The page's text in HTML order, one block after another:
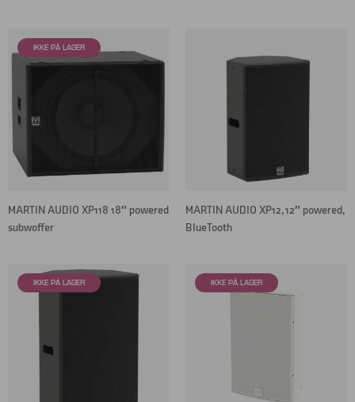
MARTIN AUDIO XP118 18″ powered
subwoffer
MARTIN AUDIO XP12, 12″ powered,
BlueTooth